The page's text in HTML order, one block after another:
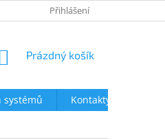
OBCHODNÍ PODMÍNKY
Přihlášení
NÁKUPNÍ
Prázdný košík
systémů
Kontakty